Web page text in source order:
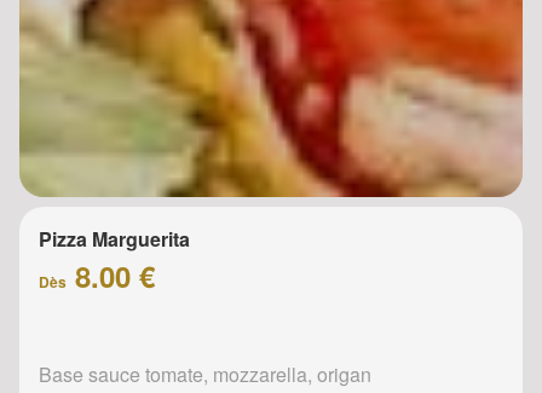
Pizza Marguerita
Dès 8.00 €
Base sauce tomate, mozzarella, origan